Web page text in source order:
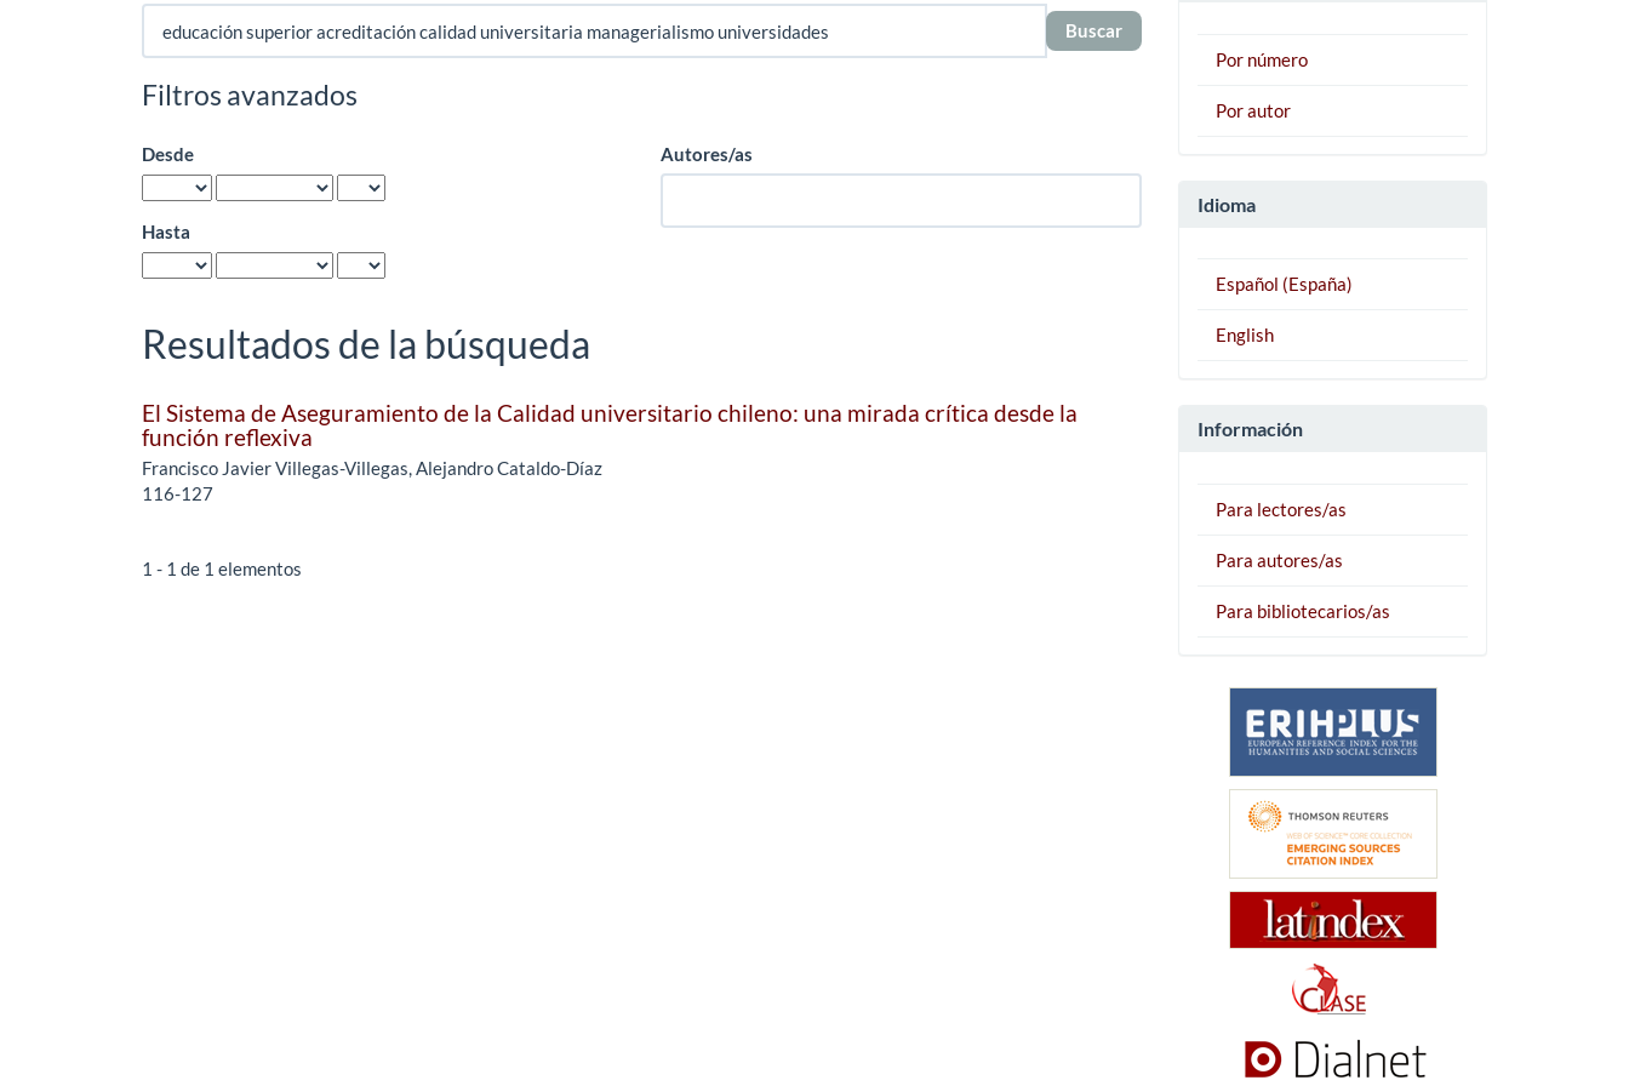
Buscar
artículos
por
Filtros avanzados
Desde
Hasta
Autores/as
Resultados de la búsqueda
El Sistema de Aseguramiento de la Calidad universitario chileno: una mirada crítica desde la
función reflexiva
Francisco Javier Villegas-Villegas, Alejandro Cataldo-Díaz
116-127
1 - 1 de 1 elementos
Por número
Por autor
Idioma
Español (España)
English
Información
Para lectores/as
Para autores/as
Para bibliotecarios/as